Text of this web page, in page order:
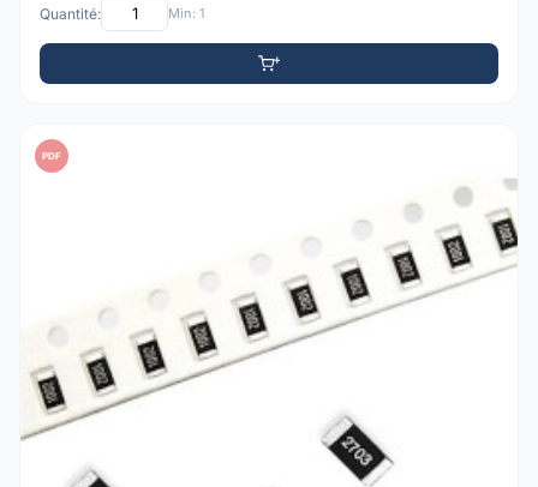
Quantité: Min: 1
PDF